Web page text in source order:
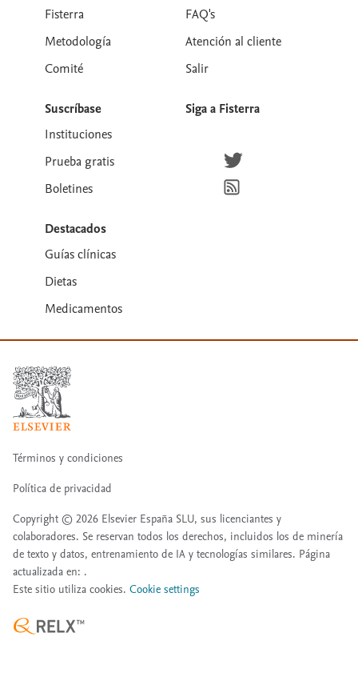
Fisterra
Metodología
Comité
Suscríbase
Instituciones
Prueba gratis
Boletines
Destacados
Guías clínicas
Dietas
Medicamentos
FAQ's
Atención al cliente
Salir
Siga a Fisterra
Síguenos en Twitter
Suscríbete para recibir
Términos y condiciones
Política de privacidad
Copyright © 2026 Elsevier España SLU, sus licenciantes y
colaboradores. Se reservan todos los derechos, incluidos los de minería
de texto y datos, entrenamiento de IA y tecnologías similares. Página
actualizada en: .
Este sitio utiliza cookies. Cookie settings